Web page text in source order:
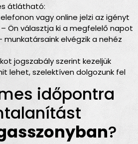
átlátható:
vagy online jelzi az igényt
Ön választja ki a megfelelő napot
munkatársaink elvégzik a nehéz
jogszabály szerint kezeljük
lehet, szelektíven dolgozunk fel
időpontra
?